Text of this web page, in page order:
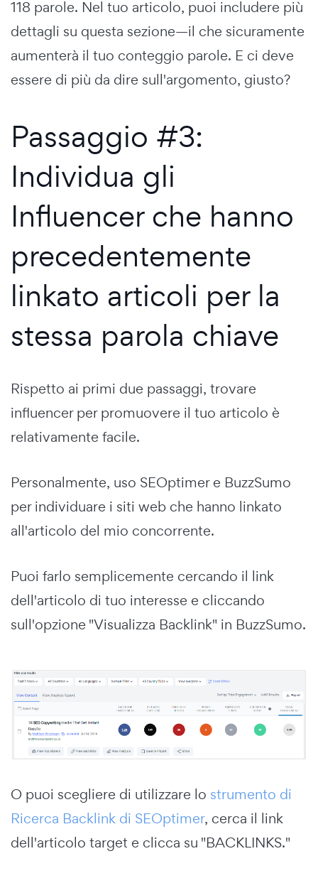
118 parole. Nel tuo articolo, puoi includere più
dettagli su questa sezione—il che sicuramente
aumenterà il tuo conteggio parole. E ci deve
essere di più da dire sull'argomento, giusto?
Passaggio #3:
Individua gli
Influencer che hanno
precedentemente
linkato articoli per la
stessa parola chiave
Rispetto ai primi due passaggi, trovare
influencer per promuovere il tuo articolo è
relativamente facile.
Personalmente, uso SEOptimer e BuzzSumo
per individuare i siti web che hanno linkato
all'articolo del mio concorrente.
Puoi farlo semplicemente cercando il link
dell'articolo di tuo interesse e cliccando
sull'opzione "Visualizza Backlink" in BuzzSumo.
O puoi scegliere di utilizzare lo strumento di
Ricerca Backlink di SEOptimer, cerca il link
dell'articolo target e clicca su "BACKLINKS."